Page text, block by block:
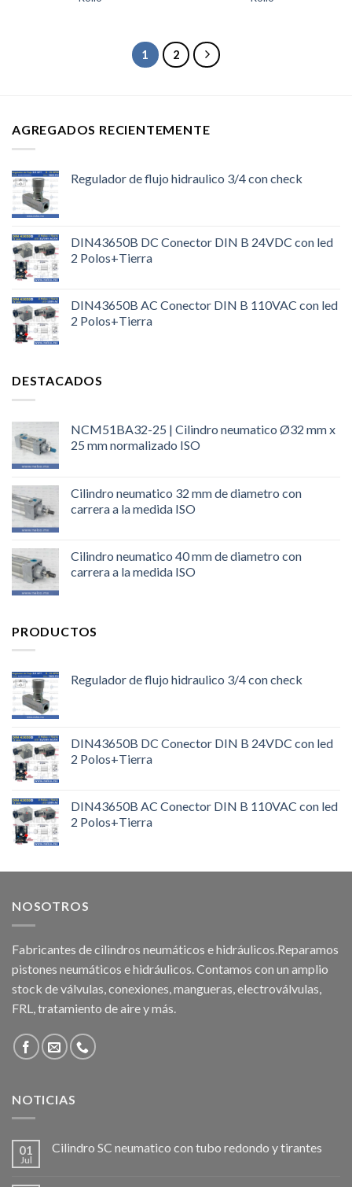
1 2
AGREGADOS RECIENTEMENTE
Regulador de flujo hidraulico 3/4 con check
DIN43650B DC Conector DIN B 24VDC con led
2 Polos+Tierra
DIN43650B AC Conector DIN B 110VAC con led
2 Polos+Tierra
DESTACADOS
NCM51BA32-25 | Cilindro neumatico Ø32 mm x
25 mm normalizado ISO
Cilindro neumatico 32 mm de diametro con
carrera a la medida ISO
Cilindro neumatico 40 mm de diametro con
carrera a la medida ISO
PRODUCTOS
Regulador de flujo hidraulico 3/4 con check
DIN43650B DC Conector DIN B 24VDC con led
2 Polos+Tierra
DIN43650B AC Conector DIN B 110VAC con led
2 Polos+Tierra
NOSOTROS
Fabricantes de cilindros neumáticos e hidráulicos.Reparamos
pistones neumáticos e hidráulicos. Contamos con un amplio
stock de válvulas, conexiones, mangueras, electroválvulas,
FRL, tratamiento de aire y más.
NOTICIAS
01
Jul
Cilindro SC neumatico con tubo redondo y tirantes